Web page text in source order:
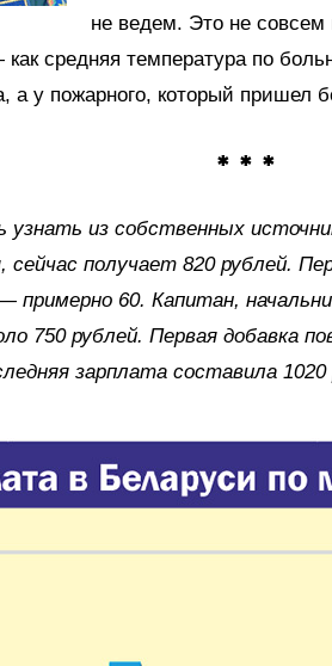
не ведем. Это не совсем
средняя температура по
а у пожарного, который пришел
* * *
узнать из собственных
сейчас получает 820 рублей.
примерно 60. Капитан,
750 рублей. Первая добавка
зарплата составила 1020